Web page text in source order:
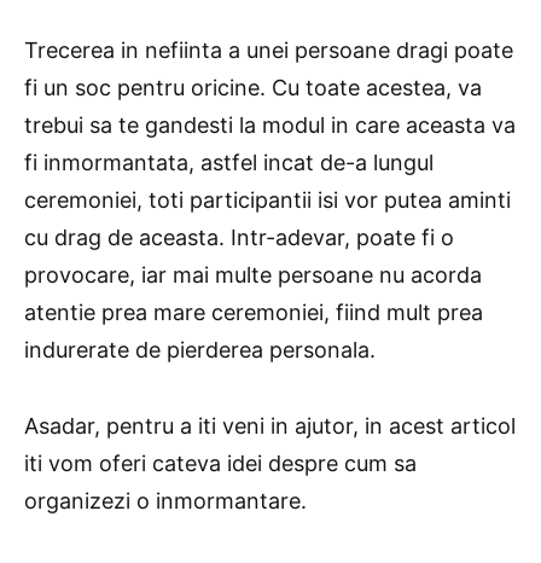
Trecerea in nefiinta a unei persoane dragi poate
fi un soc pentru oricine. Cu toate acestea, va
trebui sa te gandesti la modul in care aceasta va
fi inmormantata, astfel incat de-a lungul
ceremoniei, toti participantii isi vor putea aminti
cu drag de aceasta. Intr-adevar, poate fi o
provocare, iar mai multe persoane nu acorda
atentie prea mare ceremoniei, fiind mult prea
indurerate de pierderea personala.
Asadar, pentru a iti veni in ajutor, in acest articol
iti vom oferi cateva idei despre cum sa
organizezi o inmormantare.